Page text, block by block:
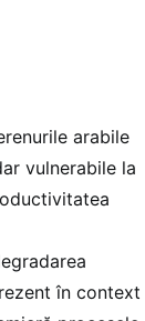
arabile
vulnerabile la
în context